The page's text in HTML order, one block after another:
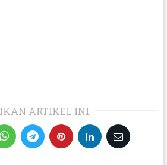
ARTIKEL INI